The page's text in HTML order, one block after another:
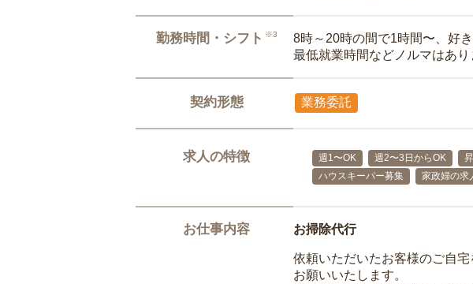
勤務時間・シフト ※3
8時～20時の間で1時間〜、好
最低就業時間などノルマはあり
契約形態 業務委託
求人の特徴 週1〜OK 週2〜3日からOK
ハウスキーパー募集
家政婦の求
お仕事内容 お掃除代行
依頼いただいたお客様のご自
お願いいたします。